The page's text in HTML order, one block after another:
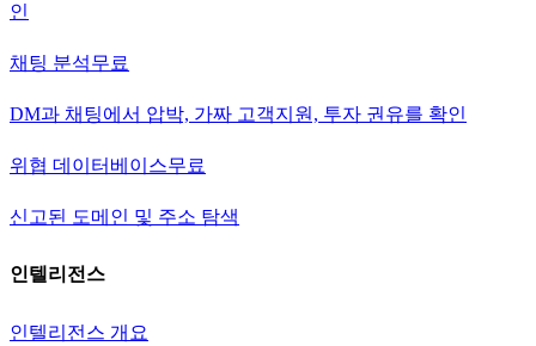
인
채팅 분석무료
DM과 채팅에서 압박, 가짜 고객지원, 투자 권유를 확인
위협 데이터베이스무료
신고된 도메인 및 주소 탐색
인텔리전스
인텔리전스 개요